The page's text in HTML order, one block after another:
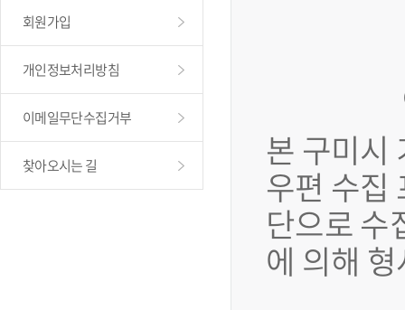
회원가입
개인정보처리방침
이메일무단수집거부
찾아오시는 길 본 구미시
우편 수집
단으로 수
에 의해